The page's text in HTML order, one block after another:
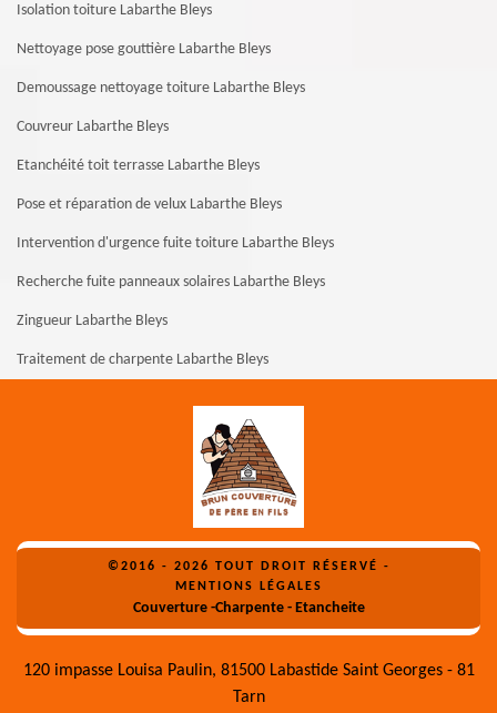
Isolation toiture Labarthe Bleys
Nettoyage pose gouttière Labarthe Bleys
Demoussage nettoyage toiture Labarthe Bleys
Couvreur Labarthe Bleys
Etanchéité toit terrasse Labarthe Bleys
Pose et réparation de velux Labarthe Bleys
Intervention d'urgence fuite toiture Labarthe Bleys
Recherche fuite panneaux solaires Labarthe Bleys
Zingueur Labarthe Bleys
Traitement de charpente Labarthe Bleys
©2016 - 2026 TOUT DROIT RÉSERVÉ -
MENTIONS LÉGALES
Couverture -Charpente - Etancheite
120 impasse Louisa Paulin, 81500 Labastide Saint Georges - 81
Tarn